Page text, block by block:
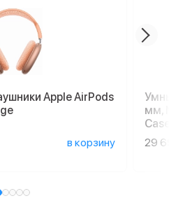
Apple AirPods
в корзину
мм,
29